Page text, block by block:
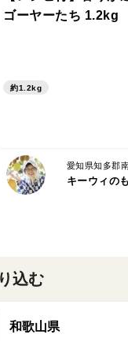
込む
和歌山県
ゴーヤーたち 1.2kg
約1.2kg
愛知県知多郡
キーウィの